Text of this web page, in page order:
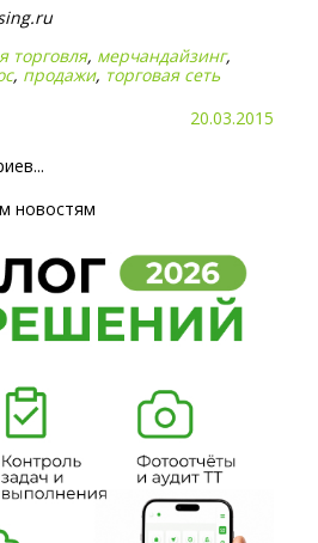
торговля, мерчандайзинг,
, продажи, торговая сеть
20.03.2015
новостям